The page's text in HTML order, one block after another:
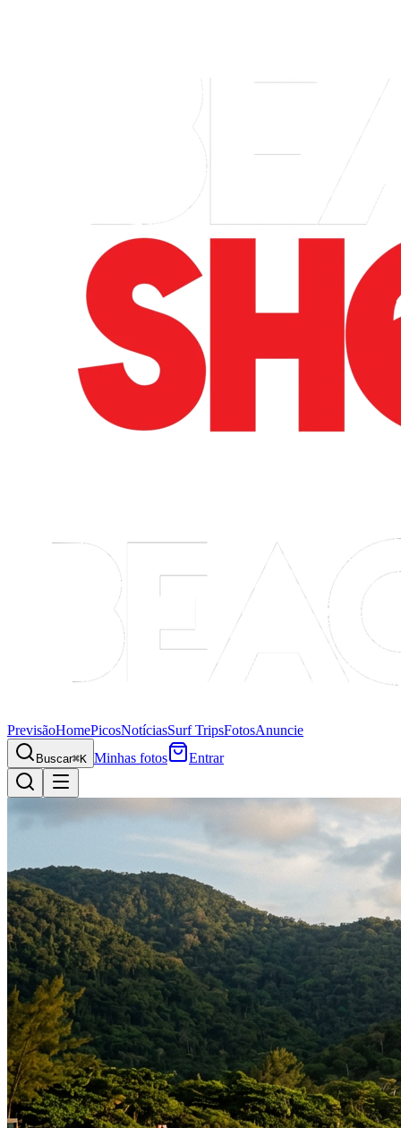
PrevisãoHomePicosNotíciasSurf TripsFotosAnuncie
Buscar⌘K Minhas fotos Entrar